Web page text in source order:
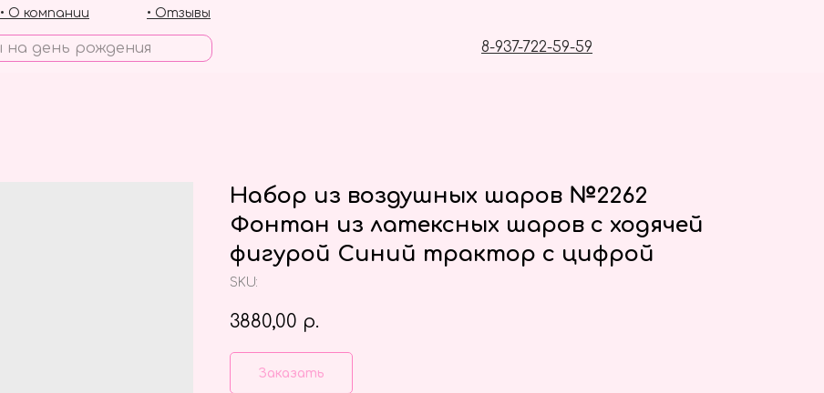
8-937-722-59-59
• Отзывы
• О компании
Набор из воздушных шаров №2262
Фонтан из латексных шаров с ходячей
фигурой Синий трактор с цифрой
SKU:
3880,00 р.
Заказать